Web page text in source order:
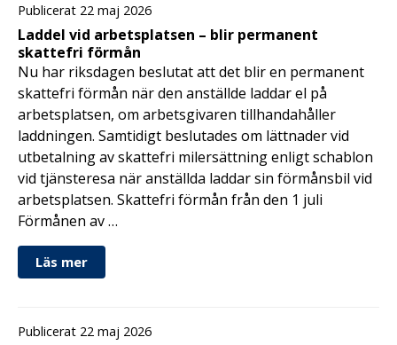
Publicerat 22 maj 2026
Laddel vid arbetsplatsen – blir permanent
skattefri förmån
Nu har riksdagen beslutat att det blir en permanent
skattefri förmån när den anställde laddar el på
arbetsplatsen, om arbetsgivaren tillhandahåller
laddningen. Samtidigt beslutades om lättnader vid
utbetalning av skattefri milersättning enligt schablon
vid tjänsteresa när anställda laddar sin förmånsbil vid
arbetsplatsen. Skattefri förmån från den 1 juli
Förmånen av …
Läs mer
Publicerat 22 maj 2026